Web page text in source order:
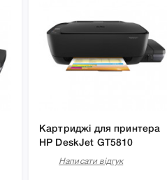
Картриджі для принтера
HP DeskJet GT5810
Написати відгук